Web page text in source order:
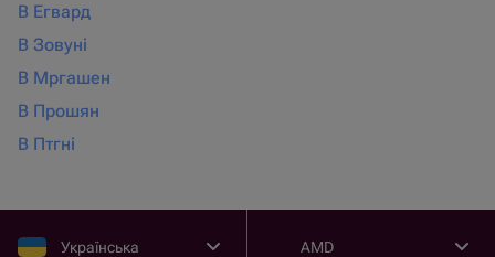
В Егвард
В Зовуні
В Мргашен
В Прошян
В Птгні
Українська AMD